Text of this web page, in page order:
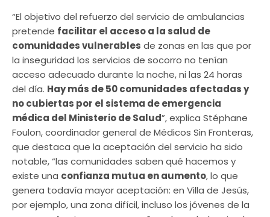
“El objetivo del refuerzo del servicio de ambulancias
pretende facilitar el acceso a la salud de
comunidades vulnerables de zonas en las que por
la inseguridad los servicios de socorro no tenían
acceso adecuado durante la noche, ni las 24 horas
del día. Hay más de 50 comunidades afectadas y
no cubiertas por el sistema de emergencia
médica del Ministerio de Salud”, explica Stéphane
Foulon, coordinador general de Médicos Sin Fronteras,
que destaca que la aceptación del servicio ha sido
notable, “las comunidades saben qué hacemos y
existe una confianza mutua en aumento, lo que
genera todavía mayor aceptación: en Villa de Jesús,
por ejemplo, una zona difícil, incluso los jóvenes de la